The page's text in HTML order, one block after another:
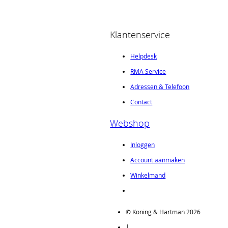
Klantenservice
Helpdesk
RMA Service
Adressen & Telefoon
Contact
Webshop
Inloggen
Account aanmaken
Winkelmand
© Koning & Hartman 2026